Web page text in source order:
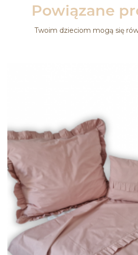
Powiązane
Twoim dzieciom mogą się